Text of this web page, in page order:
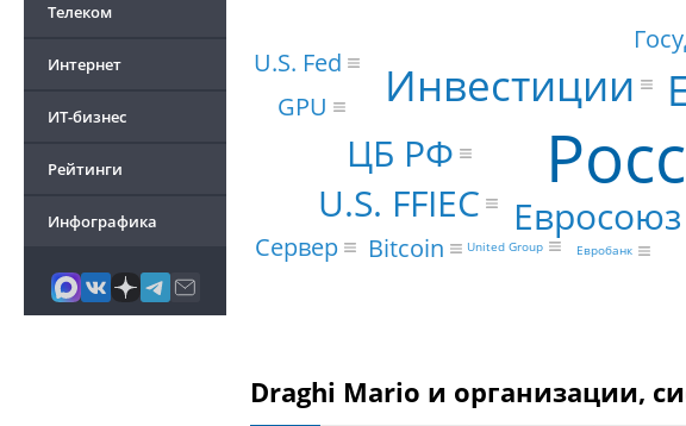
Телеком
Интернет
ИТ-бизнес
Рейтинги
Инфографика
Инвестиции
ЦБ РФ
U.S. FFIEC
Евросоюз
U.S. Fed
GPU
Сервер Bitcoin United Group Евробанк
Draghi Mario и организации,